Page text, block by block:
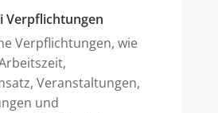
Verpflichtungen
Verpflichtungen, wie
Veranstaltungen,
und